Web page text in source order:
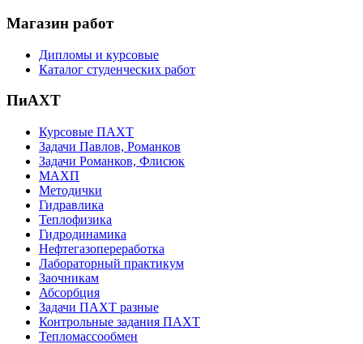
Магазин работ
Дипломы и курсовые
Каталог студенческих работ
ПиАХТ
Курсовые ПАХТ
Задачи Павлов, Романков
Задачи Романков, Флисюк
МАХП
Методички
Гидравлика
Теплофизика
Гидродинамика
Нефтегазопереработка
Лабораторный практикум
Заочникам
Абсорбция
Задачи ПАХТ разные
Контрольные задания ПАХТ
Тепломассообмен